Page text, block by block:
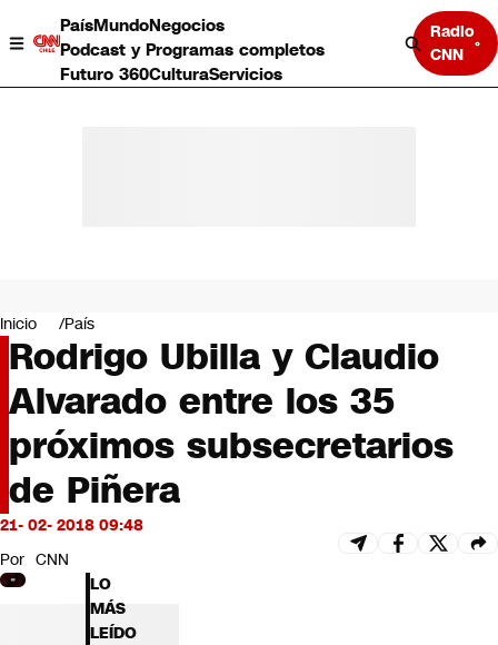
PaísMundoNegocios
Podcast y Programas completos
Futuro 360CulturaServicios
Radio
CNN
Negocios
Deportes
Programas completos
Cultura
Servicios
Bits
CNN tiempo
Futuro 360
Inicio País
Rodrigo Ubilla y Claudio
Alvarado entre los 35
próximos subsecretarios
de Piñera
21- 02- 2018 09:48
Por CNN
LO
MÁS
LEÍDO